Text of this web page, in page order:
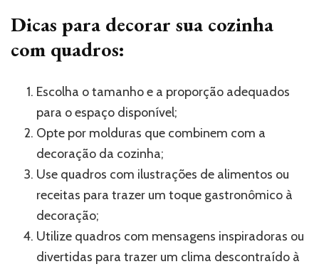
Dicas para decorar sua cozinha
com quadros:
Escolha o tamanho e a proporção adequados
para o espaço disponível;
Opte por molduras que combinem com a
decoração da cozinha;
Use quadros com ilustrações de alimentos ou
receitas para trazer um toque gastronômico à
decoração;
Utilize quadros com mensagens inspiradoras ou
divertidas para trazer um clima descontraído à